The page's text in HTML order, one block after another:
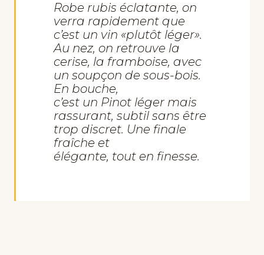
Robe rubis éclatante, on
verra rapidement que
c’est un vin «plutôt léger».
Au nez, on retrouve la
cerise, la framboise, avec
un soupçon de sous-bois.
En bouche,
c’est un Pinot léger mais
rassurant, subtil sans être
trop discret. Une finale
fraîche et
élégante, tout en finesse.